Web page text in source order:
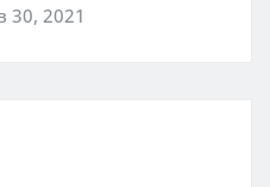
30, 2021